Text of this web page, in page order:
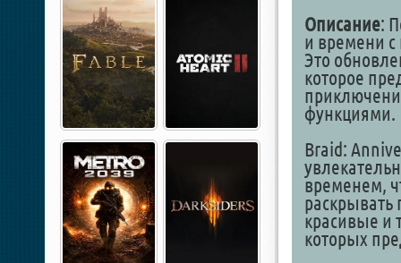
Описание:
и времени с
Это
которое
функциями.
Braid:
временем,
раскрывать
красивые и
которых